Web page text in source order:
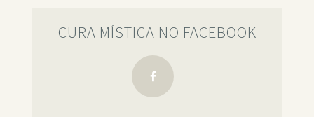
CURA MÍSTICA NO FACEBOOK